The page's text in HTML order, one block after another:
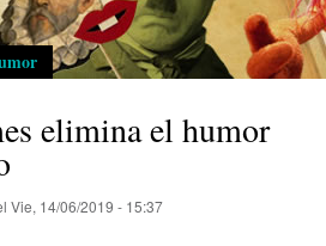
elimina el humor
Vie, 14/06/2019 - 15:37